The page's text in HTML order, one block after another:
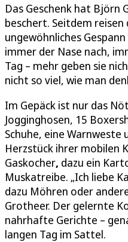
Das Geschenk hat Björn
beschert. Seitdem reisen
ungewöhnliches
immer der Nase nach,
Tag – mehr geben sie
nicht so viel, wie man
Im Gepäck ist nur das
Jogginghosen, 15
Schuhe, eine Warnweste
Herzstück ihrer mobilen
Gaskocher, dazu ein
Muskatreibe. „Ich liebe
dazu Möhren oder
Grotheer. Der gelernte
nahrhafte Gerichte –
langen Tag im Sattel.